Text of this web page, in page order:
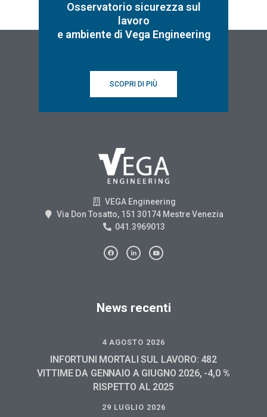
Osservatorio sicurezza sul
lavoro
e ambiente di Vega Engineering
SCOPRI DI PIÙ
VEGA Engineering
Via Don Tosatto, 151 30174 Mestre Venezia
041.3969013
News recenti
4 AGOSTO 2026
INFORTUNI MORTALI SUL LAVORO: 482
VITTIME DA GENNAIO A GIUGNO 2026, -4,0 %
RISPETTO AL 2025
29 LUGLIO 2026